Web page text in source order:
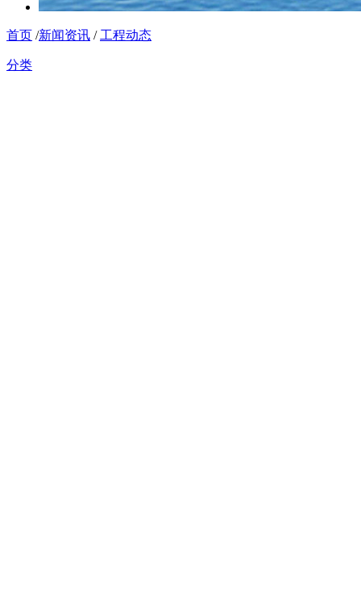
首页 /新闻资讯 / 工程动态
分类